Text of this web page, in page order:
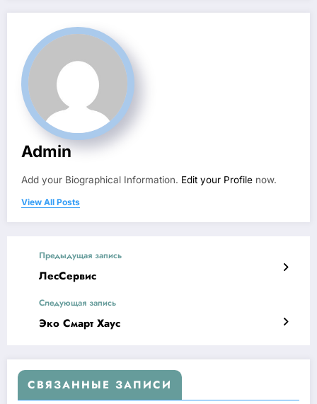
Admin
Add your Biographical Information. Edit your Profile now.
View All Posts
Предыдущая запись
ЛесСервис
Следующая запись
Эко Смарт Хаус
СВЯЗАННЫЕ ЗАПИСИ